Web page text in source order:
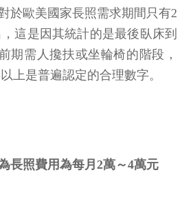
於歐美國家長照需求期間只有2
這是因其統計的是最後臥床到
期需人攙扶或坐輪椅的階段，
上是普遍認定的合理數字。
長照費用為每月2萬～4萬元